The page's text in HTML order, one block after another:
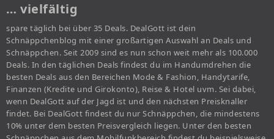
… vielfältig
spare täglich bei über 35 Deals. DealGott ist dein
Schnäppchenblog mit einer großartigen Auswahl an Deals und
Schnäppchen. Seit 2009 sind es nun schon weit mehr als 100.000
Deals. In den täglichen Deals findest du im Handumdrehen die
besten Deals aus den Bereichen Mode & Fashion, Handytarife,
Finanzen (Kredite und Girokonto), Reise & Hotel uvm. Sei dabei,
wenn DealGott auf der Jagd ist und den nächsten Preisknaller
findet. Bei DealGott findest du nur Schnäppchen, die mindestens
10% unter dem besten Preisvergleich liegen. Unter den besten